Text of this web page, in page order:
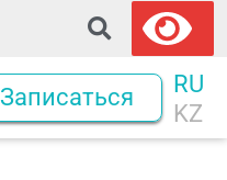
Записаться
RU
KZ